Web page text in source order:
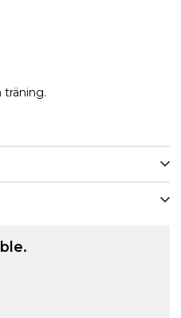
träning.